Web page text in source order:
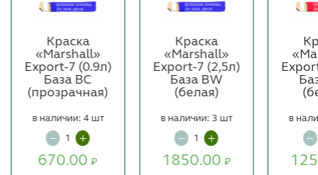
Краска
«Marshall»
Export-7 (0.9л)
База BC
(прозрачная)
670.00₽
в наличии: 4 шт
Краска
«Marshall»
Export-7 (2,5л)
База BW
(белая)
1850.00₽
в наличии: 3 шт в